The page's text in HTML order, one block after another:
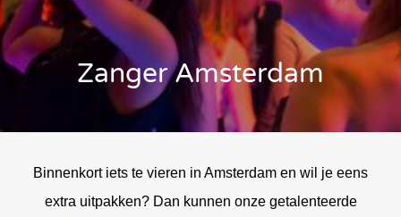
Zanger Amsterdam
Binnenkort iets te vieren in Amsterdam en wil je eens
extra uitpakken? Dan kunnen onze getalenteerde